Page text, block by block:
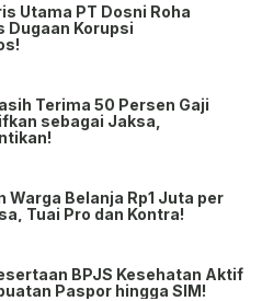
Utama PT Dosni Roha
Dugaan Korupsi
Terima 50 Persen Gaji
sebagai Jaksa,
Warga Belanja Rp1 Juta per
Tuai Pro dan Kontra!
BPJS Kesehatan Aktif
Paspor hingga SIM!